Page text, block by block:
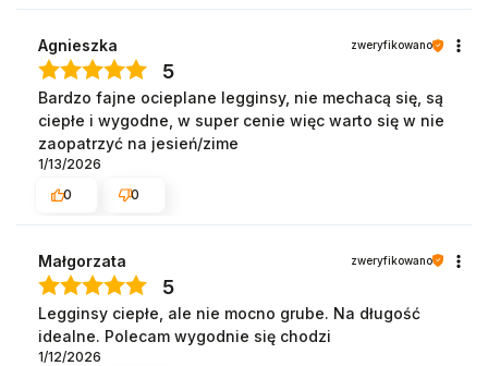
Agnieszka zweryfikowano
5
Bardzo fajne ocieplane legginsy, nie mechacą się, są
ciepłe i wygodne, w super cenie więc warto się w nie
zaopatrzyć na jesień/zime
1/13/2026
0
0
Małgorzata zweryfikowano
5
Legginsy ciepłe, ale nie mocno grube. Na długość
idealne. Polecam wygodnie się chodzi
1/12/2026